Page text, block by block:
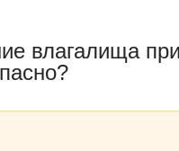
влагалища при